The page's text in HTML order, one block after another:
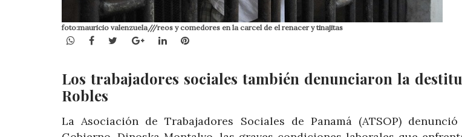
foto:mauricio valenzuela///reos y comedores en la carcel de el renacer y tinajitas
WhatsApp
Facebook
TwitterGoogle+LinkedInPinterest
Los trabajadores sociales también denunciaron la
Robles
La Asociación de Trabajadores Sociales de Panamá (ATSOP)